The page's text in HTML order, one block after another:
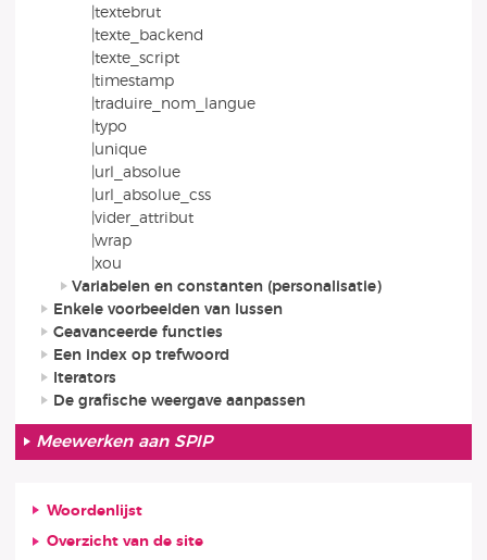
|textebrut
|texte_backend
|texte_script
|timestamp
|traduire_nom_langue
|typo
|unique
|url_absolue
|url_absolue_css
|vider_attribut
|wrap
|xou
Variabelen en constanten (personalisatie)
Enkele voorbeelden van lussen
Geavanceerde functies
Een index op trefwoord
Iterators
De grafische weergave aanpassen
Meewerken aan SPIP
Woordenlijst
Overzicht van de site